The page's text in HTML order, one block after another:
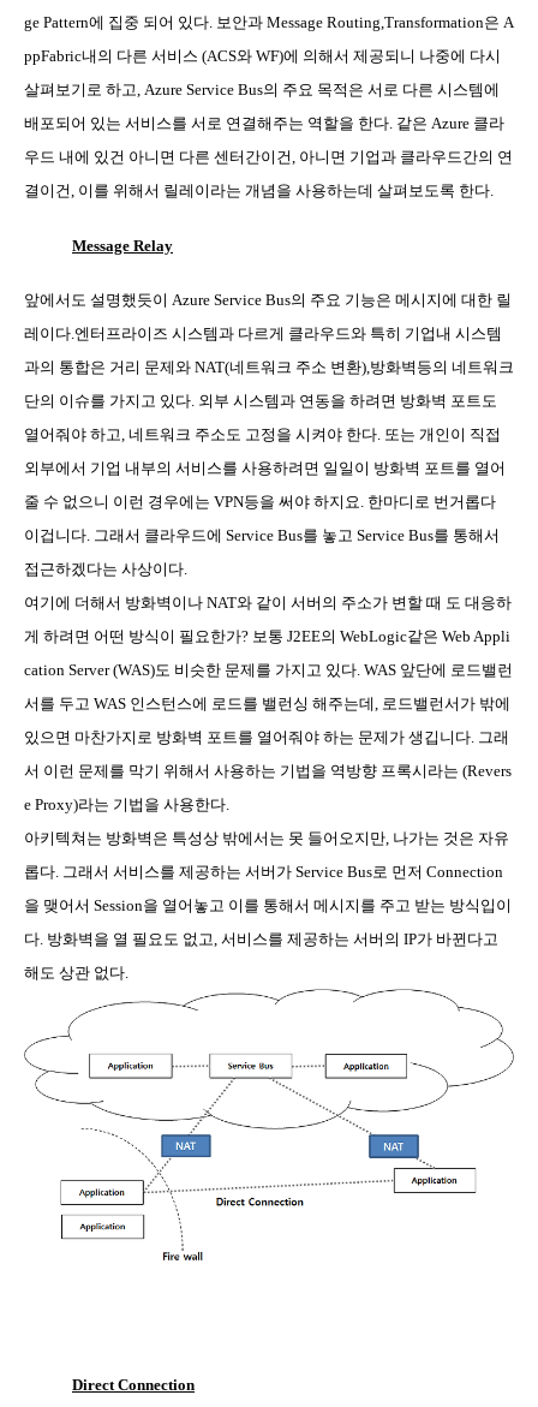
ge Pattern에 집중 되어 있다 보안과 Message Routing,Transformation은 A
ppFabric내의 다른 서비스 (ACS와 WF)에 의해서 제공되니 나중에 다시
살펴보기로 하고 , Azure Service Bus의 주요 목적은 서로 다른 시스템에
배포되어 있는 서비스를 서로 연결해주는 역할을 한다 같은 Azure 클라
우드 내에 있건 아니면 다른 센터간이건 아니면 기업과 클라우드간의 연
결이건 이를 위해서 릴레이라는 개념을 사용하는데 살펴보도록 한다
Message Relay
앞에서도 설명했듯이 Azure Service Bus의 주요 기능은 메시지에 대한 릴
레이다 엔터프라이즈 시스템과 다르게 클라우드와 특히 기업내 시스템
과의 통합은 거리 문제와 NAT(네트워크 주소 변환), 방화벽등의 네트워크
단의 이슈를 가지고 있다 외부 시스템과 연동을 하려면 방화벽 포트도
열어줘야 하고 네트워크 주소도 고정을 시켜야 한다 또는 개인이 직접
외부에서 기업 내부의 서비스를 사용하려면 일일이 방화벽 포트를 열어
줄 수 없으니 이런 경우에는 VPN등을 써야 하지요 한마디로 번거롭다
이겁니다 그래서 클라우드에 Service Bus를 놓고 Service Bus를 통해서
접근하겠다는 사상이다
여기에 더해서 방화벽이나 NAT와 같이 서버의 주소가 변할 때 도 대응하
게 하려면 어떤 방식이 필요한가? 보통 J2EE의 WebLogic같은 Web Appli
cation Server (WAS)도 비슷한 문제를 가지고 있다 . WAS 앞단에 로드밸런
서를 두고 WAS 인스턴스에 로드를 밸런싱 해주는데
로드밸런서가 밖에
있으면 마찬가지로 방화벽 포트를 열어줘야 하는 문제가 생깁니다 그래
서 이런 문제를 막기 위해서 사용하는 기법을 역방향 프록시라는 (Revers
e Proxy)라는 기법을 사용한다
아키텍쳐는 방화벽은 특성상 밖에서는 못 들어오지만 나가는 것은 자유
롭다 그래서 서비스를 제공하는 서버가 Service Bus로 먼저 Connection
을 맺어서 Session을 열어놓고 이를 통해서 메시지를 주고 받는 방식입이
다 방화벽을 열 필요도 없고 서비스를 제공하는 서버의 IP가 바뀐다고
해도 상관 없다
Direct Connection